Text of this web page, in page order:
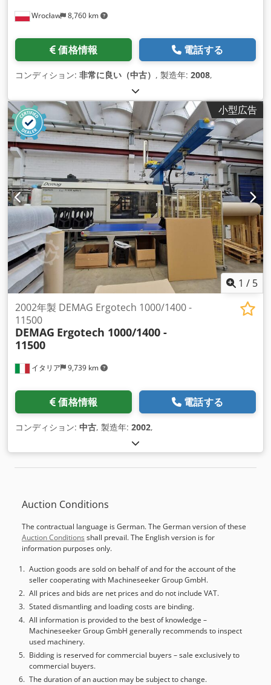
Wrocław 8,760 km
価格情報 電話する
コンディション: 非常に良い（中古） , 製造年: 2008,
小型広告
1 / 5
イタリア 9,739 km
2002年製 DEMAG Ergotech 1000/1400 -
11500
DEMAG Ergotech 1000/1400 -
11500
価格情報 電話する
コンディション: 中古, 製造年: 2002,
Auction Conditions
The contractual language is German. The German version of these
Auction Conditions shall prevail. The English version is for
information purposes only.
Auction goods are sold on behalf of and for the account of the
seller cooperating with Machineseeker Group GmbH.
All prices and bids are net prices and do not include VAT.
Stated dismantling and loading costs are binding.
All information is provided to the best of knowledge –
Machineseeker Group GmbH generally recommends to inspect
used machinery.
Bidding is reserved for commercial buyers – sale exclusively to
commercial buyers.
The duration of an auction may be subject to change.